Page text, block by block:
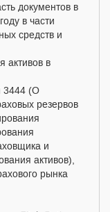
документов в
в части
средств и
активов в
3444 (О
резервов
и
активов),
рынка